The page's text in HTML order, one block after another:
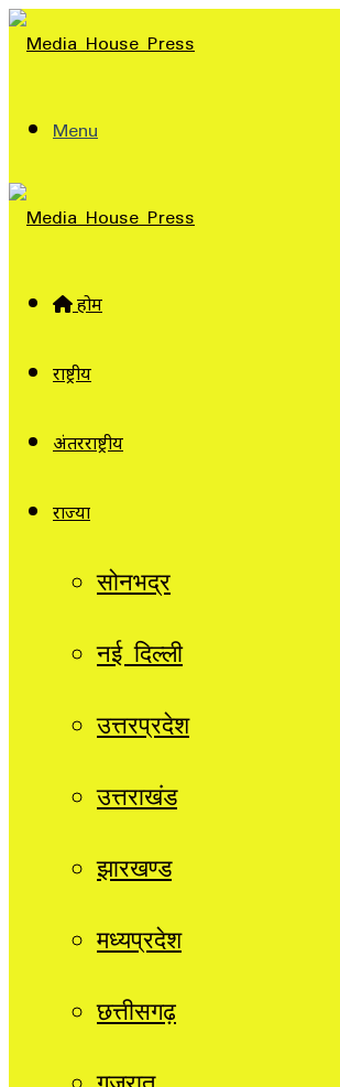
Menu
होम
राष्ट्रीय
अंतरराष्ट्रीय
राज्यों
सोनभद्र
नई दिल्ली
उत्तरप्रदेश
उत्तराखंड
झारखण्ड
मध्यप्रदेश
छत्तीसगढ़